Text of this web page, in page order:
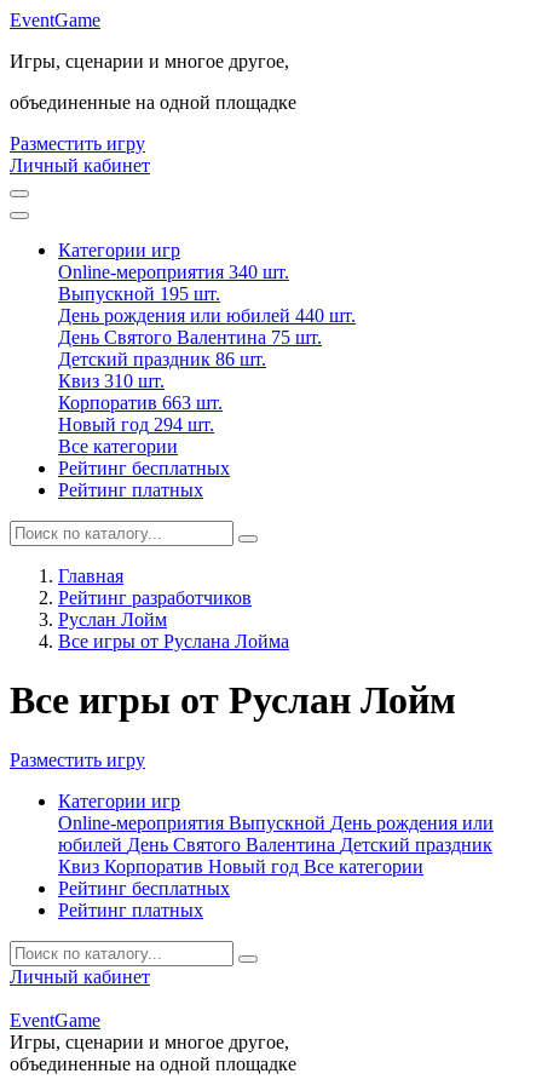
EventGame
Игры, сценарии и многое другое,
объединенные на одной площадке
Разместить игру
Личный кабинет
Категории игр
Online-мероприятия 340 шт.
Выпускной 195 шт.
День рождения или юбилей 440 шт.
День Святого Валентина 75 шт.
Детский праздник 86 шт.
Квиз 310 шт.
Корпоратив 663 шт.
Новый год 294 шт.
Все категории
Рейтинг бесплатных
Рейтинг платных
Главная
Рейтинг разработчиков
Руслан Лойм
Все игры от Руслана Лойма
Все игры от Руслан Лойм
Разместить игру
Категории игр
Online-мероприятия Выпускной День рождения или
юбилей День Святого Валентина Детский праздник
Квиз Корпоратив Новый год Все категории
Рейтинг бесплатных
Рейтинг платных
Личный кабинет
EventGame
Игры, сценарии и многое другое,
объединенные на одной площадке